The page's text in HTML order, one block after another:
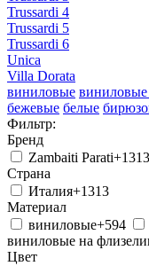
Trussardi 4
Trussardi 5
Trussardi 6
Unica
Villa Dorata
виниловые виниловые
бежевые белые
голубые
оранжевые
серебристые серые
черно-белые
детской для кабинета
универсальные
однотонные под
штукатурку ромбы с
цветами
Фильтр:
Бренд
Zambaiti Parati+1313
Страна
Италия+1313
Материал
виниловые+594
виниловые на
Цвет